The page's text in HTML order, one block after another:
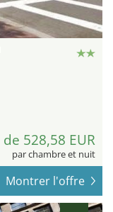
de 528,58 EUR
par chambre et nuit
Montrer l'offre